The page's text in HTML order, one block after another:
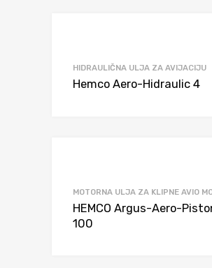
HIDRAULIČNA ULJA ZA AVIJACIJU
Hemco Aero-Hidraulic 4
MOTORNA ULJA ZA KLIPNE AVIO
HEMCO Argus-Aero-
100